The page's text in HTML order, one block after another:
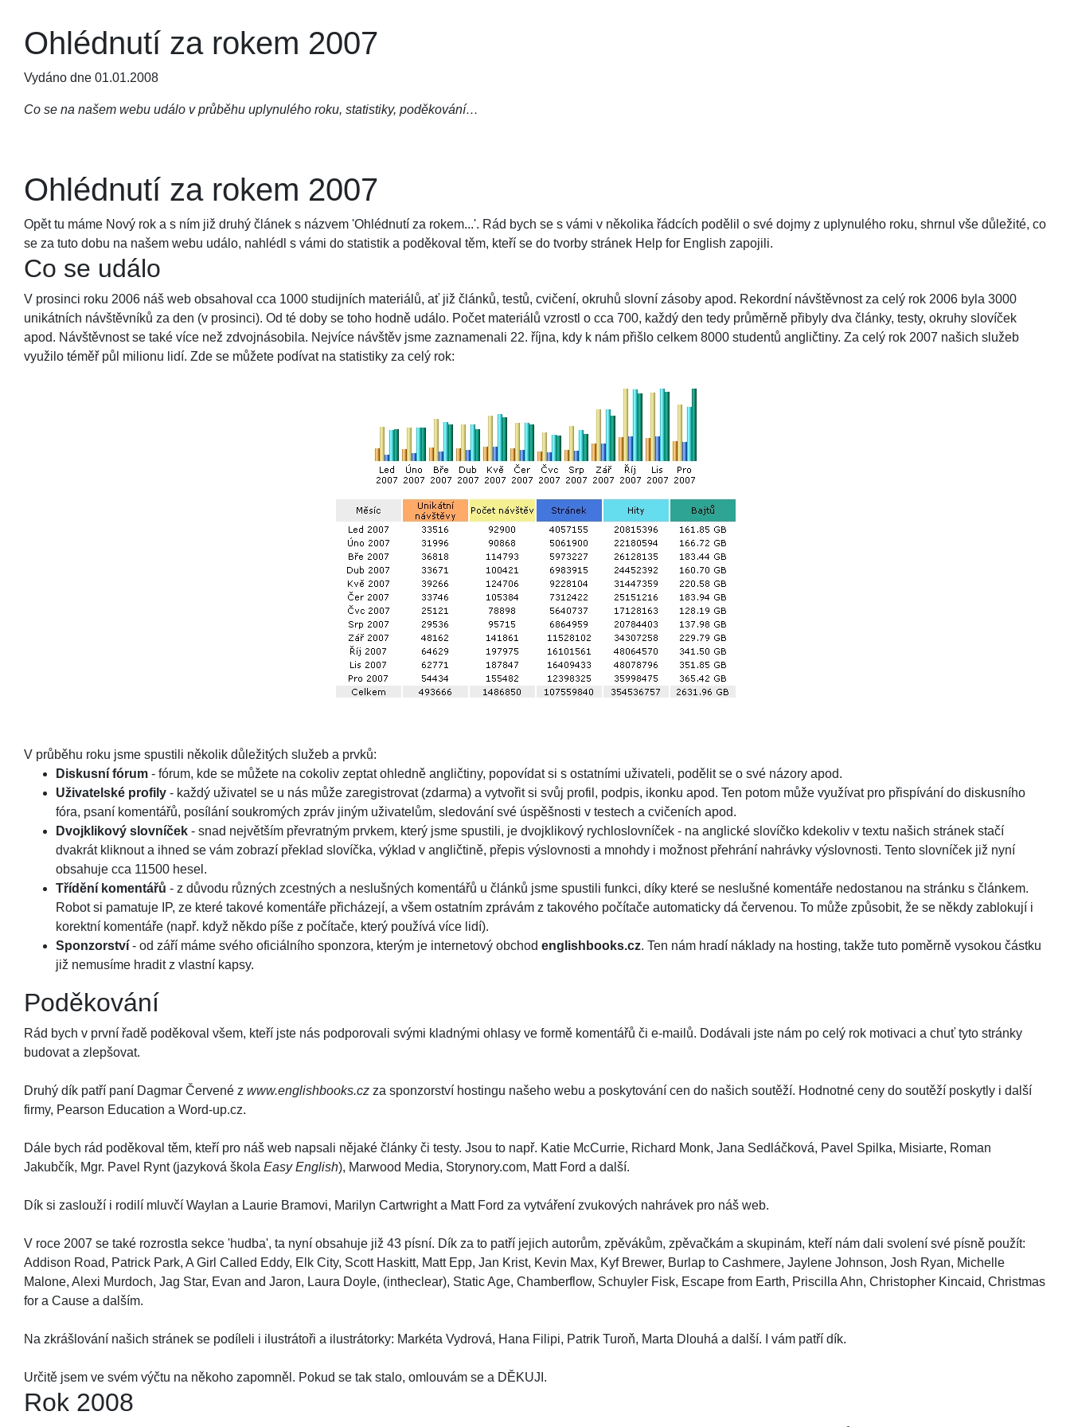
Ohlédnutí za rokem 2007
Vydáno dne 01.01.2008
Co se na našem webu událo v průběhu uplynulého roku, statistiky, poděkování…
Ohlédnutí za rokem 2007
Opět tu máme Nový rok a s ním již druhý článek s názvem 'Ohlédnutí za rokem...'. Rád bych se s vámi v několika řádcích podělil o své dojmy z uplynulého roku, shrnul vše důležité, co
se za tuto dobu na našem webu událo, nahlédl s vámi do statistik a poděkoval těm, kteří se do tvorby stránek Help for English zapojili.
Co se událo
V prosinci roku 2006 náš web obsahoval cca 1000 studijních materiálů, ať již článků, testů, cvičení, okruhů slovní zásoby apod. Rekordní návštěvnost za celý rok 2006 byla 3000
unikátních návštěvníků za den (v prosinci). Od té doby se toho hodně událo. Počet materiálů vzrostl o cca 700, každý den tedy průměrně přibyly dva články, testy, okruhy slovíček
apod. Návštěvnost se také více než zdvojnásobila. Nejvíce návštěv jsme zaznamenali 22. října, kdy k nám přišlo celkem 8000 studentů angličtiny. Za celý rok 2007 našich služeb
využilo téměř půl milionu lidí. Zde se můžete podívat na statistiky za celý rok:
V průběhu roku jsme spustili několik důležitých služeb a prvků:
Diskusní fórum - fórum, kde se můžete na cokoliv zeptat ohledně angličtiny, popovídat si s ostatními uživateli, podělit se o své názory apod.
Uživatelské profily - každý uživatel se u nás může zaregistrovat (zdarma) a vytvořit si svůj profil, podpis, ikonku apod. Ten potom může využívat pro přispívání do diskusního
fóra, psaní komentářů, posílání soukromých zpráv jiným uživatelům, sledování své úspěšnosti v testech a cvičeních apod.
Dvojklikový slovníček - snad největším převratným prvkem, který jsme spustili, je dvojklikový rychloslovníček - na anglické slovíčko kdekoliv v textu našich stránek stačí
dvakrát kliknout a ihned se vám zobrazí překlad slovíčka, výklad v angličtině, přepis výslovnosti a mnohdy i možnost přehrání nahrávky výslovnosti. Tento slovníček již nyní
obsahuje cca 11500 hesel.
Třídění komentářů - z důvodu různých zcestných a neslušných komentářů u článků jsme spustili funkci, díky které se neslušné komentáře nedostanou na stránku s článkem.
Robot si pamatuje IP, ze které takové komentáře přicházejí, a všem ostatním zprávám z takového počítače automaticky dá červenou. To může způsobit, že se někdy zablokují i
korektní komentáře (např. když někdo píše z počítače, který používá více lidí).
Sponzorství - od září máme svého oficiálního sponzora, kterým je internetový obchod englishbooks.cz. Ten nám hradí náklady na hosting, takže tuto poměrně vysokou částku
již nemusíme hradit z vlastní kapsy.
Poděkování
Rád bych v první řadě poděkoval všem, kteří jste nás podporovali svými kladnými ohlasy ve formě komentářů či e-mailů. Dodávali jste nám po celý rok motivaci a chuť tyto stránky
budovat a zlepšovat.
Druhý dík patří paní Dagmar Červené z www.englishbooks.cz za sponzorství hostingu našeho webu a poskytování cen do našich soutěží. Hodnotné ceny do soutěží poskytly i další
firmy, Pearson Education a Word-up.cz.
Dále bych rád poděkoval těm, kteří pro náš web napsali nějaké články či testy. Jsou to např. Katie McCurrie, Richard Monk, Jana Sedláčková, Pavel Spilka, Misiarte, Roman
Jakubčík, Mgr. Pavel Rynt (jazyková škola Easy English), Marwood Media, Storynory.com, Matt Ford a další.
Dík si zaslouží i rodilí mluvčí Waylan a Laurie Bramovi, Marilyn Cartwright a Matt Ford za vytváření zvukových nahrávek pro náš web.
V roce 2007 se také rozrostla sekce 'hudba', ta nyní obsahuje již 43 písní. Dík za to patří jejich autorům, zpěvákům, zpěvačkám a skupinám, kteří nám dali svolení své písně použít:
Addison Road, Patrick Park, A Girl Called Eddy, Elk City, Scott Haskitt, Matt Epp, Jan Krist, Kevin Max, Kyf Brewer, Burlap to Cashmere, Jaylene Johnson, Josh Ryan, Michelle
Malone, Alexi Murdoch, Jag Star, Evan and Jaron, Laura Doyle, (intheclear), Static Age, Chamberflow, Schuyler Fisk, Escape from Earth, Priscilla Ahn, Christopher Kincaid, Christmas
for a Cause a dalším.
Na zkrášlování našich stránek se podíleli i ilustrátoři a ilustrátorky: Markéta Vydrová, Hana Filipi, Patrik Turoň, Marta Dlouhá a další. I vám patří dík.
Určitě jsem ve svém výčtu na někoho zapomněl. Pokud se tak stalo, omlouvám se a DĚKUJI.
Rok 2008